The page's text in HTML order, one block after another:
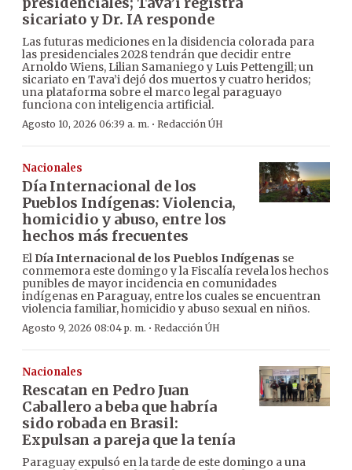
sicariato y Dr. IA responde
Las futuras mediciones en la disidencia colorada para
las presidenciales 2028 tendrán que decidir entre
Arnoldo Wiens, Lilian Samaniego y Luis Pettengill; un
sicariato en Tava’i dejó dos muertos y cuatro heridos;
una plataforma sobre el marco legal paraguayo
funciona con inteligencia artificial.
Agosto 10, 2026 06:39 a. m. · Redacción ÚH
Nacionales
Día Internacional de los
Pueblos Indígenas: Violencia,
homicidio y abuso, entre los
hechos más frecuentes
El Día Internacional de los Pueblos Indígenas se
conmemora este domingo y la Fiscalía revela los hechos
punibles de mayor incidencia en comunidades
indígenas en Paraguay, entre los cuales se encuentran
violencia familiar, homicidio y abuso sexual en niños.
Agosto 9, 2026 08:04 p. m. · Redacción ÚH
Nacionales
Rescatan en Pedro Juan
Caballero a beba que habría
sido robada en Brasil:
Expulsan a pareja que la tenía
Paraguay expulsó en la tarde de este domingo a una